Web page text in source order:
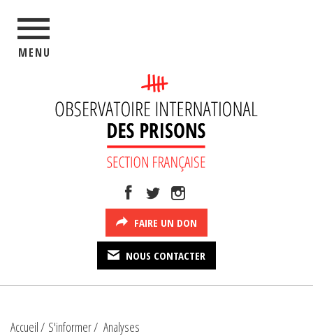
MENU
FAIRE UN DON
NOUS CONTACTER
Accueil S'informer
Analyses